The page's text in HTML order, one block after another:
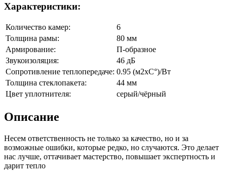
Характеристики:
Количество камер:
6
Толщина рамы:
80 мм
Армирование:
П-образное
Звукоизоляция:
46 дБ
Сопротивление теплопередаче: 0.95 (м2xC°)/Вт
Толщина стеклопакета:
44 мм
Цвет уплотнителя:
серый/чёрный
Описание
Несем ответственность не только за качество, но и за
возможные ошибки, которые редко, но случаются. Это делает
нас лучше, оттачивает мастерство, повышает экспертность и
дарит тепло